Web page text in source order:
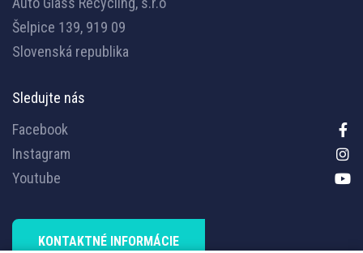
Šelpice 139, 919 09
Slovenská republika
Sledujte nás
Facebook
Instagram
Youtube
KONTAKTNÉ INFORMÁCIE